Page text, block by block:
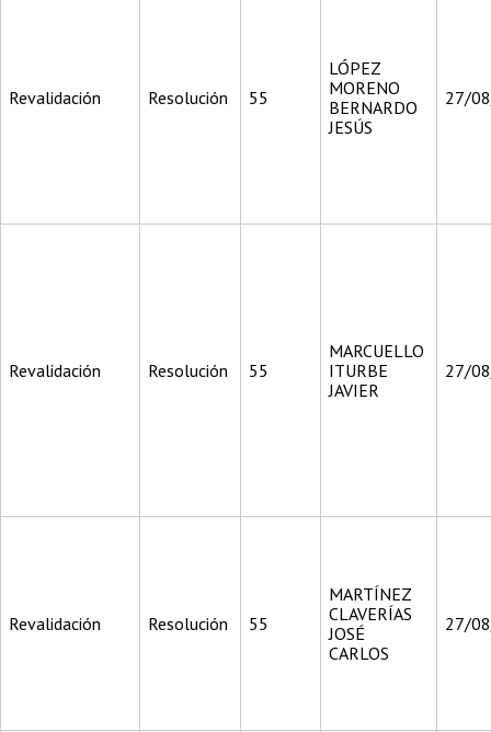
Revalidación Resolución 55
LÓPEZ
MORENO
BERNARDO
JESÚS
27/
Revalidación Resolución 55
MARCUELLO
ITURBE
JAVIER
27/
Revalidación Resolución 55
MARTÍNEZ
CLAVERÍAS
JOSÉ
CARLOS
27/